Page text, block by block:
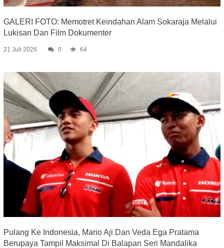
GALERI FOTO: Memotret Keindahan Alam Sokaraja Melalui
Lukisan Dan Film Dokumenter
21 Juli 2026 0 64
Pulang Ke Indonesia, Mario Aji Dan Veda Ega Pratama
Berupaya Tampil Maksimal Di Balapan Seri Mandalika